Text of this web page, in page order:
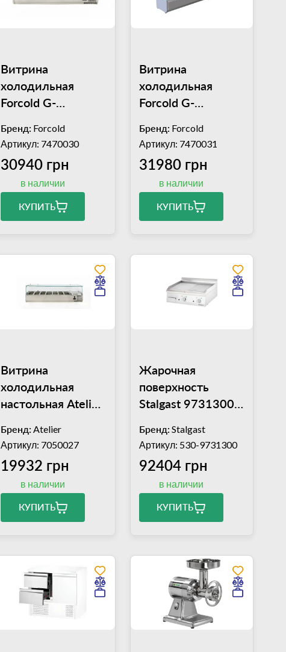
Витрина
холодильная
Forcold G-
(6хGN 1/4)
Бренд: Forcold
Артикул: 7470030
30940 грн
в наличии
КУПИТЬ
Витрина
холодильная
Forcold G-
(7хGN 1/4)
Бренд: Forcold
Артикул: 7470031
31980 грн
в наличии
КУПИТЬ
Витрина
холодильная
настольная Atelier
VRX1500/330
Бренд: Atelier
Артикул: 7050027
19932 грн
в наличии
КУПИТЬ
Жарочная
поверхность
Stalgast 9731300
Бренд: Stalgast
Артикул: 530-9731300
92404 грн
в наличии
КУПИТЬ